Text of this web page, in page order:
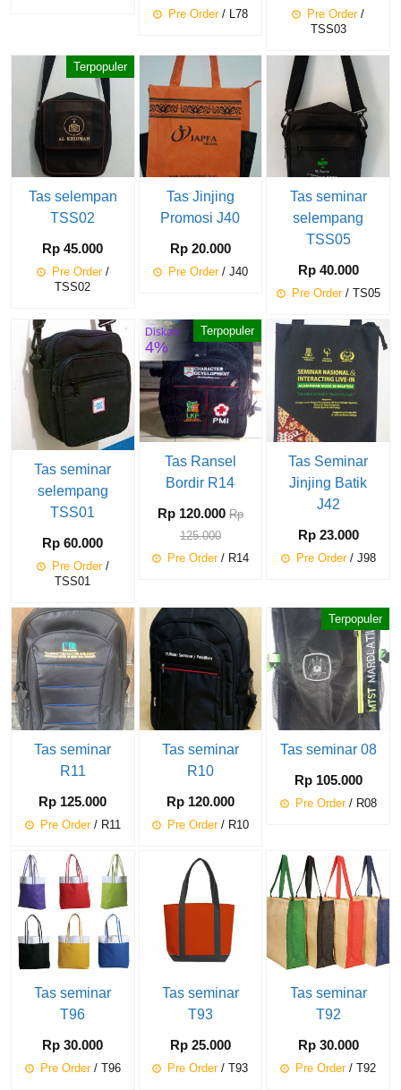
Pre Order/ L78 Pre Order/
TSS03
Terpopuler
Tas selempan
TSS02
Rp 45.000
Pre Order/
TSS02
Tas Jinjing
Promosi J40
Rp 20.000
Pre Order/ J40
Tas seminar
selempang
TSS05
Rp 40.000
Pre Order/ TS05
Tas seminar
selempang
TSS01
Rp 60.000
Pre Order/
TSS01
Terpopuler
Diskon
4%
Tas Ransel
Bordir R14
Rp 120.000 Rp
125.000
Pre Order/ R14
Tas Seminar
Jinjing Batik
J42
Rp 23.000
Pre Order/ J98
Tas seminar
R11
Rp 125.000
Pre Order/ R11
Tas seminar
R10
Rp 120.000
Pre Order/ R10
Terpopuler
Tas seminar 08
Rp 105.000
Pre Order/ R08
Tas seminar
T96
Rp 30.000
Pre Order/ T96
Tas seminar
T93
Rp 25.000
Pre Order/ T93
Tas seminar
T92
Rp 30.000
Pre Order/ T92